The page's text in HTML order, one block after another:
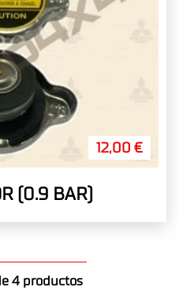
12,00 €
(0.9 BAR)
4 productos